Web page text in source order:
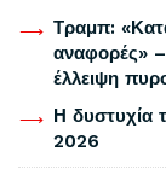
Τραμπ:
αναφορές» –
έλλειψη
Η δυστυχία
2026